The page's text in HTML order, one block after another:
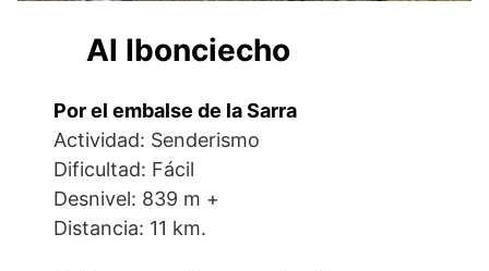
Al Ibonciecho
Por el embalse de la Sarra
Actividad: Senderismo
Dificultad: Fácil
Desnivel: 839 m +
Distancia: 11 km.